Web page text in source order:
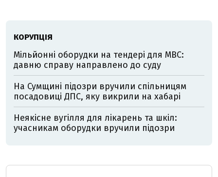
КОРУПЦІЯ
Мільйонні оборудки на тендері для МВС:
давню справу направлено до суду
На Сумщині підозри вручили спільницям
посадовиці ДПС, яку викрили на хабарі
Неякісне вугілля для лікарень та шкіл:
учасникам оборудки вручили підозри